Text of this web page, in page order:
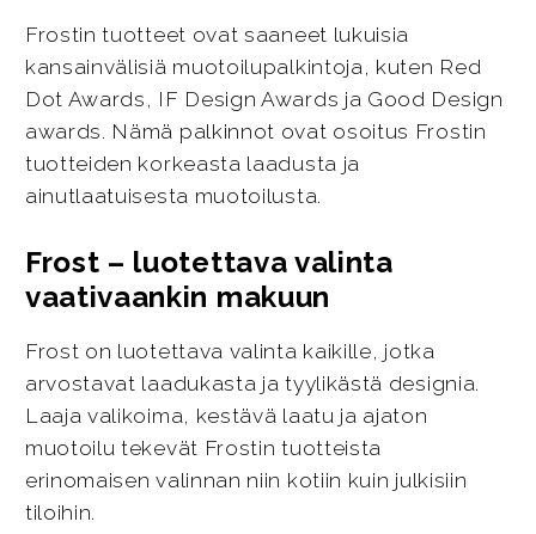
Frostin tuotteet ovat saaneet lukuisia
kansainvälisiä muotoilupalkintoja, kuten Red
Dot Awards, IF Design Awards ja Good Design
awards. Nämä palkinnot ovat osoitus Frostin
tuotteiden korkeasta laadusta ja
ainutlaatuisesta muotoilusta.
Frost – luotettava valinta
vaativaankin makuun
Frost on luotettava valinta kaikille, jotka
arvostavat laadukasta ja tyylikästä designia.
Laaja valikoima, kestävä laatu ja ajaton
muotoilu tekevät Frostin tuotteista
erinomaisen valinnan niin kotiin kuin julkisiin
tiloihin.